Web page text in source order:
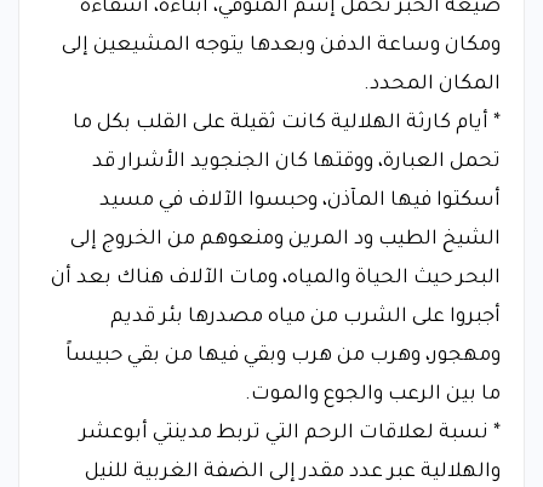
صيغة الخبر تحمل إسم المتوفي، أبناءه، أشقاءه
ومكان وساعة الدفن وبعدها يتوجه المشيعين إلى
المكان المحدد.
* أيام كارثة الهلالية كانت ثقيلة على القلب بكل ما
تحمل العبارة، ووقتها كان الجنجويد الأشرار قد
أسكتوا فيها المآذن، وحبسوا الآلاف في مسيد
الشيخ الطيب ود المرين ومنعوهم من الخروج إلى
البحر حيث الحياة والمياه، ومات الآلاف هناك بعد أن
أجبروا على الشرب من مياه مصدرها بئر قديم
ومهجور، وهرب من هرب وبقي فيها من بقي حبيساً
ما بين الرعب والجوع والموت.
* نسبة لعلاقات الرحم التي تربط مدينتي أبوعشر
والهلالية عبر عدد مقدر إلى الضفة الغربية للنيل